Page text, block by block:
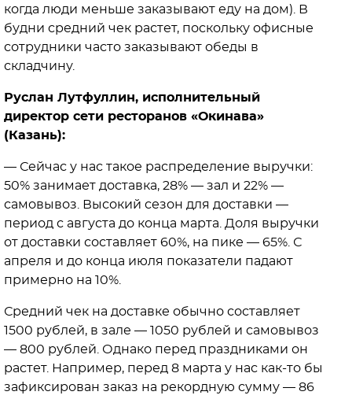
когда люди меньше заказывают еду на дом). В
будни средний чек растет, поскольку офисные
сотрудники часто заказывают обеды в
складчину.
Руслан Лутфуллин, исполнительный
директор сети ресторанов «Окинава»
(Казань):
— Сейчас у нас такое распределение выручки:
50% занимает доставка, 28% — зал и 22% —
самовывоз. Высокий сезон для доставки —
период с августа до конца марта. Доля выручки
от доставки составляет 60%, на пике — 65%. С
апреля и до конца июля показатели падают
примерно на 10%.
Средний чек на доставке обычно составляет
1500 рублей, в зале — 1050 рублей и самовывоз
— 800 рублей. Однако перед праздниками он
растет. Например, перед 8 марта у нас как-то бы
зафиксирован заказ на рекордную сумму — 86